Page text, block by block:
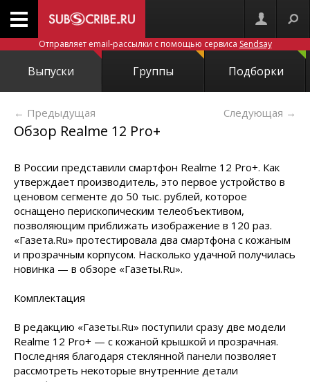
Отправляет email-рассылки с помощью сервиса Sendsay
Выпуски Группы Подборки
← Предыдущая Следующая →
Обзор Realme 12 Pro+
В России представили смартфон Realme 12 Pro+. Как
утверждает производитель, это первое устройство в
ценовом сегменте до 50 тыс. рублей, которое
оснащено перископическим телеобъективом,
позволяющим приближать изображение в 120 раз.
«Газета.Ru» протестировала два смартфона с кожаным
и прозрачным корпусом. Насколько удачной получилась
новинка — в обзоре «Газеты.Ru».
Комплектация
В редакцию «Газеты.Ru» поступили сразу две модели
Realme 12 Pro+ — с кожаной крышкой и прозрачная.
Последняя благодаря стеклянной панели позволяет
рассмотреть некоторые внутренние детали